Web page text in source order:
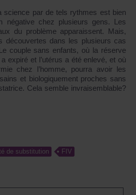
science par de tels rythmes est bien
négative chez plusieurs gens. Les
du problème apparaissent. Mais,
découvertes dans les plusieurs cas
couple sans enfants, où la réserve
expiré et l’utérus a été enlevé, et où
chez l’homme, pourra avoir les
et biologiquement proches sans
Cela semble invraisemblable?
de substitution FIV